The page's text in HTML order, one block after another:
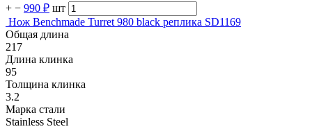
+ − 990 ₽ шт
Нож Benchmade Turret 980 black реплика SD1169
Общая длина
217
Длина клинка
95
Толщина клинка
3.2
Марка стали
Stainless Steel